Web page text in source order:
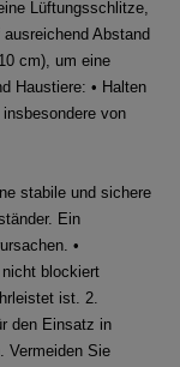
Lüftungsschlitze,
Abstand
cm), um eine
Haustiere: • Halten
von
stabile und sichere
Ein
•
blockiert
ist. 2.
den Einsatz in
Vermeiden Sie